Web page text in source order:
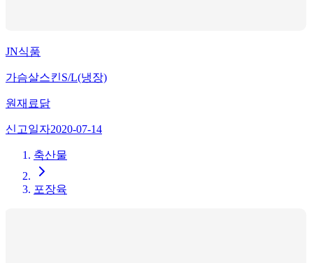
JN식품
가슴살스킨S/L(냉장)
원재료닭
신고일자2020-07-14
축산물
포장육